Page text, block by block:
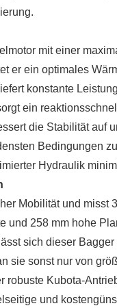
mit einer
er ein optimales
konstante
ein
die Stabilität auf
Bedingungen
Hydraulik
Mobilität und misst
und 258 mm hohe
sich dieser
sie sonst nur von
Kubota-
und